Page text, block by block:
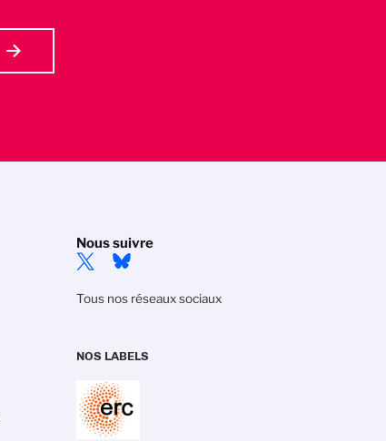
Nous suivre
Tous nos réseaux sociaux
NOS LABELS